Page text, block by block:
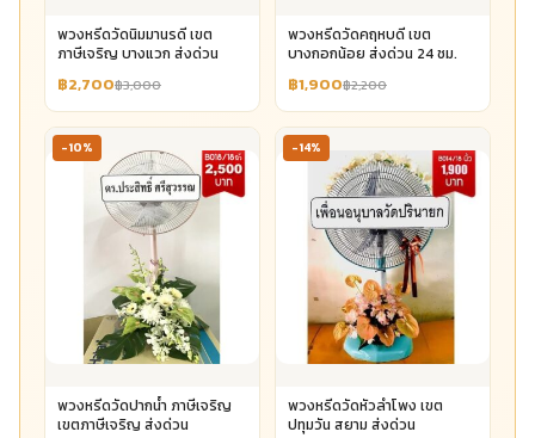
พวงหรีดวัดนิมมานรดี เขต
ภาษีเจริญ บางแวก ส่งด่วน
฿2,700฿3,000
พวงหรีดวัดคฤหบดี เขต
บางกอกน้อย ส่งด่วน 24 ชม.
฿1,900฿2,200
-10%
พวงหรีดวัดปากน้ำ ภาษีเจริญ
เขตภาษีเจริญ ส่งด่วน
-14%
พวงหรีดวัดหัวลำโพง เขต
ปทุมวัน สยาม ส่งด่วน